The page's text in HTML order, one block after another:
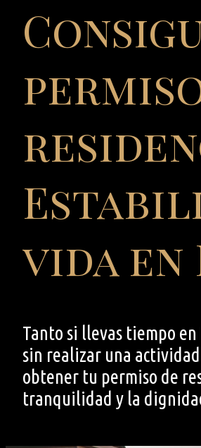
vida en
Tanto si llevas tiempo
sin realizar una
obtener tu permiso de
tranquilidad y la